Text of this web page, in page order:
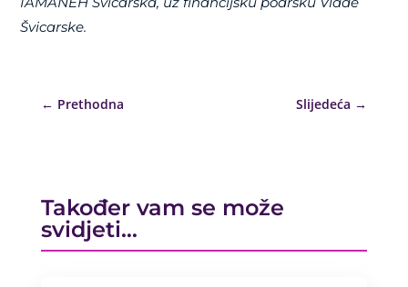
Švicarske.
← Prethodna Slijedeća →
Također vam se može
svidjeti…